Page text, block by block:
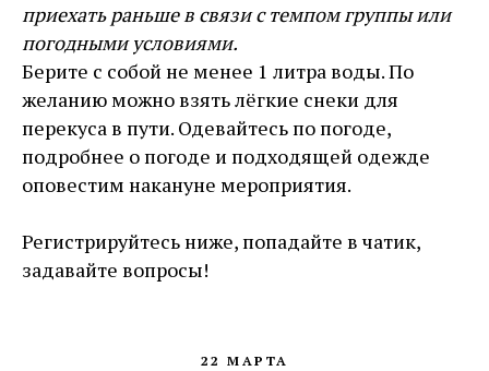
приехать раньше в связи с темпом группы или
погодными условиями.
Берите с собой не менее 1 литра воды. По
желанию можно взять лёгкие снеки для
перекуса в пути. Одевайтесь по погоде,
подробнее о погоде и подходящей одежде
оповестим накануне мероприятия.
Регистрируйтесь ниже, попадайте в чатик,
задавайте вопросы!
22 МАРТА